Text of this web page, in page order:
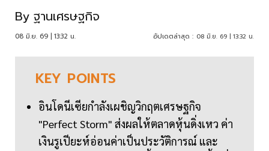
By ฐานเศรษฐกิจ
08 มิ.ย. 69 | 13:32 น. อัปเดตล่าสุด : 08 มิ.ย. 69 | 13:32 น.
KEY POINTS
อินโดนีเซียกำลังเผชิญวิกฤตเศรษฐกิจ
"Perfect Storm" ส่งผลให้ตลาดหุ้นดิ่งเหว ค่า
เงินรูเปียะห์อ่อนค่าเป็นประวัติการณ์ และ